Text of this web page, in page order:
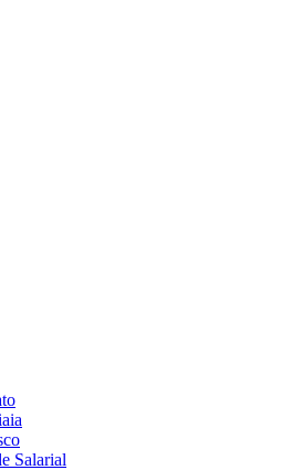
Salarial